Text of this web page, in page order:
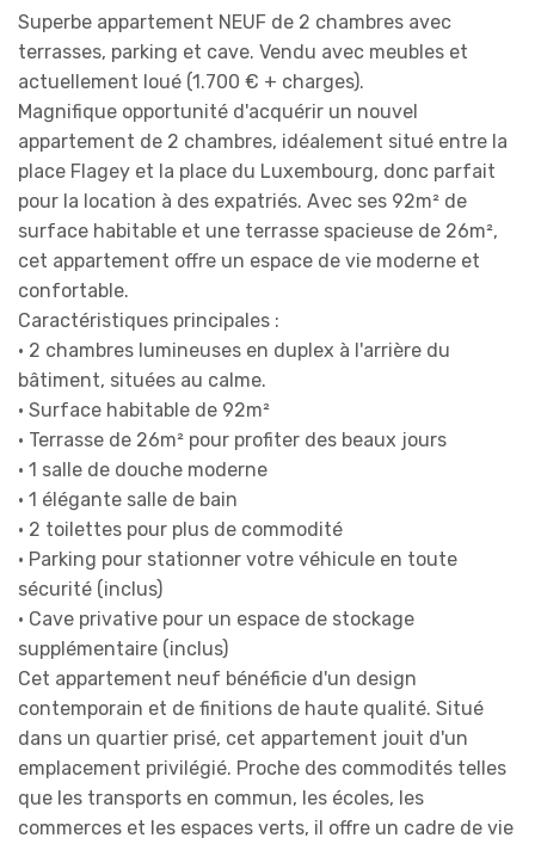
Superbe appartement NEUF de 2 chambres avec
terrasses, parking et cave. Vendu avec meubles et
actuellement loué (1.700 € + charges).
Magnifique opportunité d'acquérir un nouvel
appartement de 2 chambres, idéalement situé entre la
place Flagey et la place du Luxembourg, donc parfait
pour la location à des expatriés. Avec ses 92m² de
surface habitable et une terrasse spacieuse de 26m²,
cet appartement offre un espace de vie moderne et
confortable.
Caractéristiques principales :
• 2 chambres lumineuses en duplex à l'arrière du
bâtiment, situées au calme.
• Surface habitable de 92m²
• Terrasse de 26m² pour profiter des beaux jours
• 1 salle de douche moderne
• 1 élégante salle de bain
• 2 toilettes pour plus de commodité
• Parking pour stationner votre véhicule en toute
sécurité (inclus)
• Cave privative pour un espace de stockage
supplémentaire (inclus)
Cet appartement neuf bénéficie d'un design
contemporain et de finitions de haute qualité. Situé
dans un quartier prisé, cet appartement jouit d'un
emplacement privilégié. Proche des commodités telles
que les transports en commun, les écoles, les
commerces et les espaces verts, il offre un cadre de vie